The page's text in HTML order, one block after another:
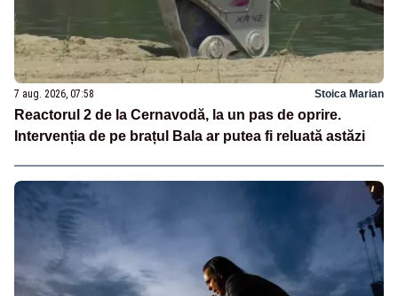
7 aug. 2026, 07:58 Stoica Marian
Reactorul 2 de la Cernavodă, la un pas de oprire.
Intervenția de pe brațul Bala ar putea fi reluată astăzi